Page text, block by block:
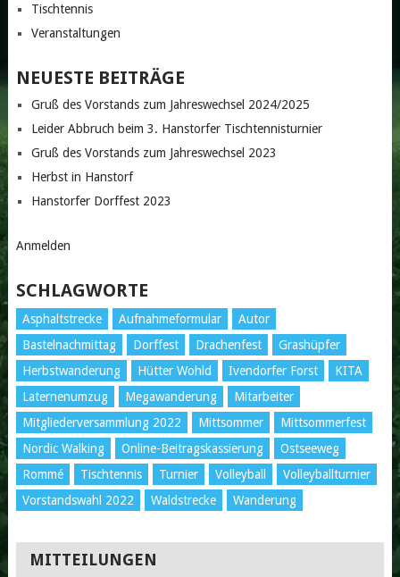
Tischtennis
Veranstaltungen
NEUESTE BEITRÄGE
Gruß des Vorstands zum Jahreswechsel 2024/2025
Leider Abbruch beim 3. Hanstorfer Tischtennisturnier
Gruß des Vorstands zum Jahreswechsel 2023
Herbst in Hanstorf
Hanstorfer Dorffest 2023
Anmelden
SCHLAGWORTE
Asphaltstrecke Aufnahmeformular
Autor
Bastelnachmittag
Dorffest Drachenfest
Grashüpfer
Herbstwanderung
Hütter Wohld Ivendorfer Forst
KITA
Laternenumzug
Megawanderung
Mitarbeiter
Mitgliederversammlung 2022
Mittsommer
Mittsommerfest
Nordic Walking
Online-Beitragskassierung
Ostseeweg
Rommé
Tischtennis Turnier Volleyball
Volleyballturnier
Vorstandswahl 2022
Waldstrecke Wanderung
MITTEILUNGEN